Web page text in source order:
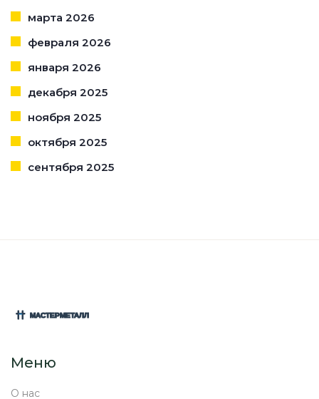
марта 2026
февраля 2026
января 2026
декабря 2025
ноября 2025
октября 2025
сентября 2025
Меню
О нас